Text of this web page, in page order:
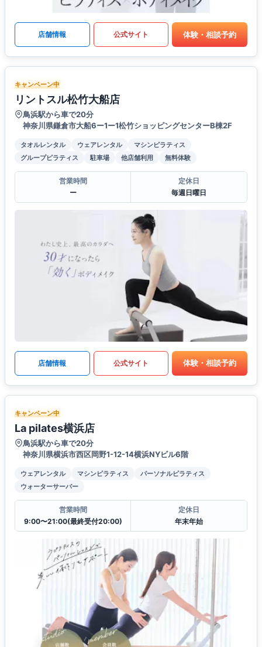
店舗情報 公式サイト 体験・相談予約
キャンペーン中
リントスル松竹大船店
鳥浜駅から車で20分
神奈川県鎌倉市大船6ー1ー1松竹ショッピングセンターB棟2F
タオルレンタル ウェアレンタル
マシンピラティス
グループピラティス
駐車場 他店舗利用 無料体験
営業時間
ー
定休日
毎週日曜日
店舗情報 公式サイト 体験・相談予約
キャンペーン中
La pilates横浜店
鳥浜駅から車で20分
神奈川県横浜市西区岡野1-12-14横浜NYビル6階
ウェアレンタル マシンピラティス
パーソナルピラティス
ウォーターサーバー
営業時間
9:00〜21:00(最終受付20:00)
定休日
年末年始